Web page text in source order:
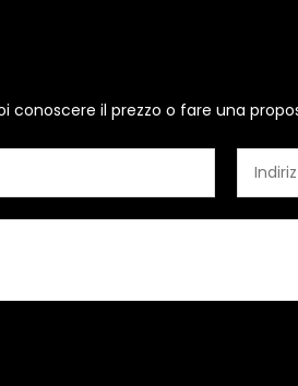
conoscere il prezzo o fare una